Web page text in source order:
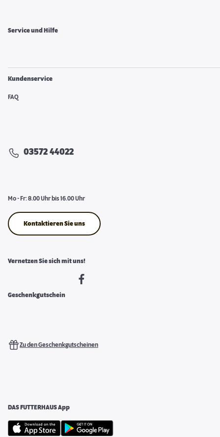
Service und Hilfe
Kundenservice
FAQ
03572 44022
Mo - Fr: 8.00 Uhr bis 16.00 Uhr
Kontaktieren Sie uns
Vernetzen Sie sich mit uns!
Geschenkgutschein
Zu den Geschenkgutscheinen
DAS FUTTERHAUS App